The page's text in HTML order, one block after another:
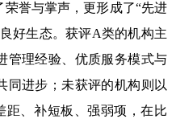
誉与掌声，更形成了“先进
好生态。获评A类的机构主
管理经验、优质服务模式与
同进步；未获评的机构则以
距、补短板、强弱项，在比